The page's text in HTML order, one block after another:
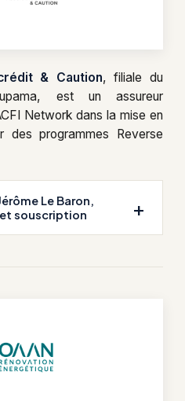
& Caution, filiale du
est un assureur
Network dans la mise en
programmes Reverse
Le Baron,
souscription